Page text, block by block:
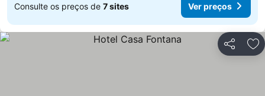
Consulte os preços de 7 sites Ver preços
Partilhar